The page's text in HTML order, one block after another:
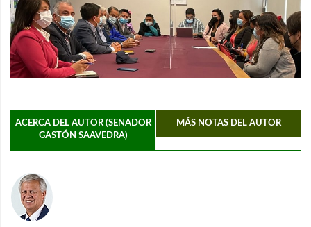
ACERCA DEL AUTOR (SENADOR
GASTÓN SAAVEDRA)
MÁS NOTAS DEL AUTOR